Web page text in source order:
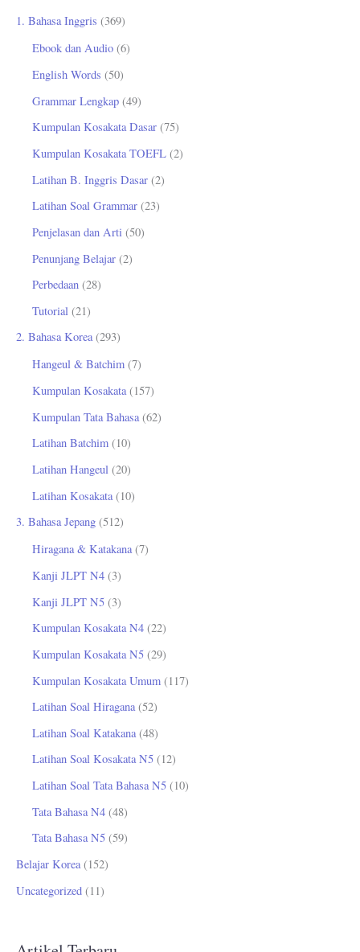
u1. Bahasa Inggris (369)
Ebook dan Audio (6)
English Words (50)
Grammar Lengkap (49)
Kumpulan Kosakata Dasar (75)
Kumpulan Kosakata TOEFL (2)
Latihan B. Inggris Dasar (2)
Latihan Soal Grammar (23)
Penjelasan dan Arti (50)
Penunjang Belajar (2)
Perbedaan (28)
Tutorial (21)
2. Bahasa Korea(293)
Hangeul & Batchim (7)
Kumpulan Kosakata(157)
Kumpulan Tata Bahasa (62)
Latihan Batchim (10)
Latihan Hangeul (20)
Latihan Kosakata (10)
3. Bahasa Jepang (512)
Hiragana & Katakana(7)
Kanji JLPT N4 (3)
Kanji JLPT N5 (3)
Kumpulan Kosakata N4 (22)
Kumpulan Kosakata N5 (29)
Kumpulan Kosakata Umum (117)
Latihan Soal Hiragana(52)
Latihan Soal Katakana (48)
Latihan Soal Kosakata N5 (12)
Latihan Soal Tata Bahasa N5 (10)
Tata Bahasa N4 (48)
Tata Bahasa N5 (59)
Belajar Korea(152)
Uncategorized (11)